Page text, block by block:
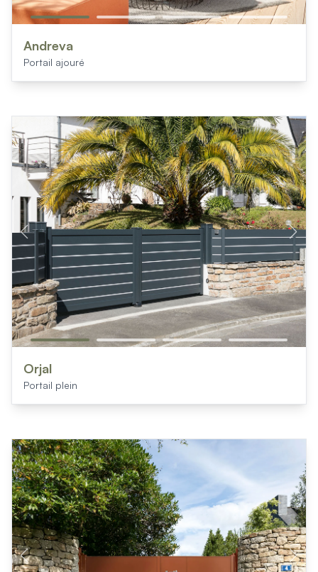
Andreva
Portail ajouré
Orjal
Portail plein